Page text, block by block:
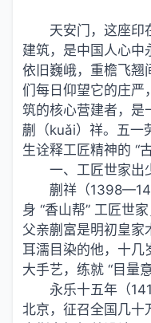
天安门，这座印
建筑，是中国人心中
依旧巍峨，重檐飞翘
们每日仰望它的庄严
筑的核心营建者，
蒯（kuǎi）祥。五一
生诠释工匠精神的 “
一、工匠世家出
蒯祥（
身 “香山帮” 工匠世
父亲蒯富是明初皇家
耳濡目染的他，十几
大手艺，练就 “目量
永乐十五年（
北京，征召全国几十